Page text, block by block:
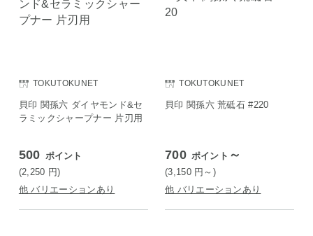
TOKUTOKUNET
貝印 関孫六 ダイヤモンド&セ
ラミックシャープナー 片刃用
500 ポイント
(2,250 円)
他 バリエーションあり
TOKUTOKUNET
貝印 関孫六 荒砥石 #220
700 ポイント ～
(3,150 円 ～)
他 バリエーションあり